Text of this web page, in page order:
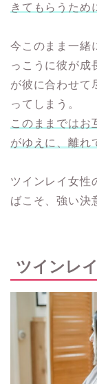
きてもらうため
今このまま一緒
っこうに彼が成
が彼に合わせて
ってしまう。
このままではお
がゆえに、離れ
ツインレイ女性
ばこそ、強い決
ツインレ